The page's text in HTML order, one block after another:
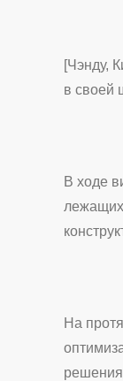
[Чэнду,
в своей
В ходе
лежащих
На
решения